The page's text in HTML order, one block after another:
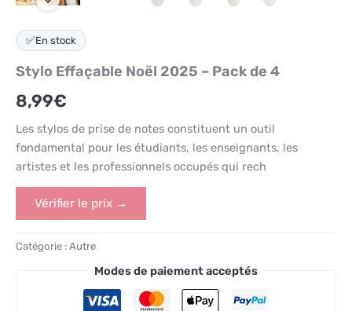
✅En stock
Stylo Effaçable Noël 2025 – Pack de 4
8,99€
Les stylos de prise de notes constituent un outil
fondamental pour les étudiants, les enseignants, les
artistes et les professionnels occupés qui rech
Vérifier le prix →
Catégorie : Autre
Modes de paiement acceptés